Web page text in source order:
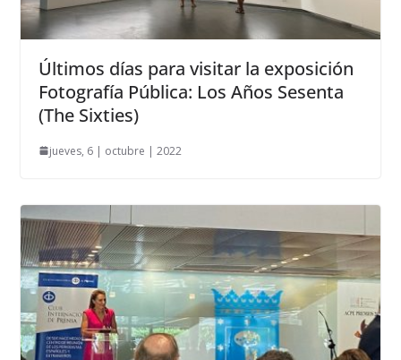
Últimos días para visitar la exposición
Fotografía Pública: Los Años Sesenta
(The Sixties)
jueves, 6 | octubre | 2022